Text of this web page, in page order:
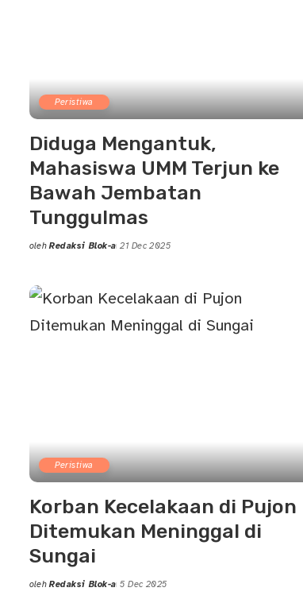
Peristiwa
Diduga Mengantuk,
Mahasiswa UMM Terjun ke
Bawah Jembatan
Tunggulmas
Posted
oleh Redaksi Blok-a 21 Dec 2025
Peristiwa
Korban Kecelakaan di Pujon
Ditemukan Meninggal di
Sungai
Posted
oleh Redaksi Blok-a 5 Dec 2025